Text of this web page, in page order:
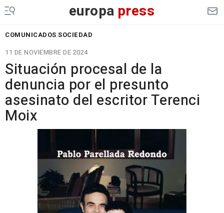
europa press
COMUNICADOS SOCIEDAD
11 DE NOVIEMBRE DE 2024
Situación procesal de la
denuncia por el presunto
asesinato del escritor Terenci
Moix